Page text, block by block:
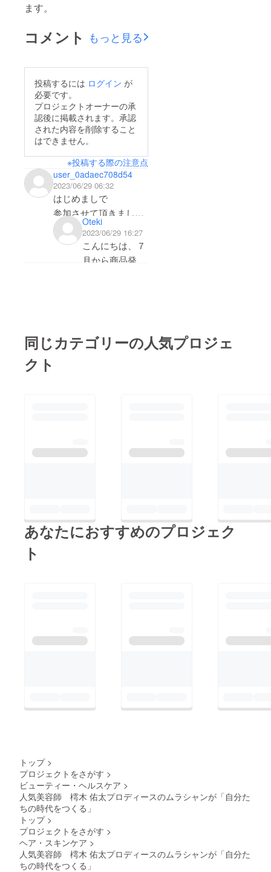
ます。
コメント もっと見る
投稿するには ログイン が
必要です。
プロジェクトオーナーの承
認後に掲載されます。承認
された内容を削除すること
はできません。
※投稿する際の注意点
user_0adaec708d54
2023/06/29 06:32
はじめましで
参加させて頂きまし
た。
当初 リターンでの発送
は6月中となっていた
すが
Oteki
2023/06/29 16:27
こんにちは、７
月から商品発送
います。もうし
同じカテゴリーの人気プロジェ
クト
あなたにおすすめのプロジェク
ト
トップ >
プロジェクトをさがす >
ビューティー・ヘルスケア >
人気美容師 樗木 佑太プロディースのムラシャンが「自分た
ちの時代をつくる」
トップ >
プロジェクトをさがす >
ヘア・スキンケア >
人気美容師 樗木 佑太プロディースのムラシャンが「自分た
ちの時代をつくる」